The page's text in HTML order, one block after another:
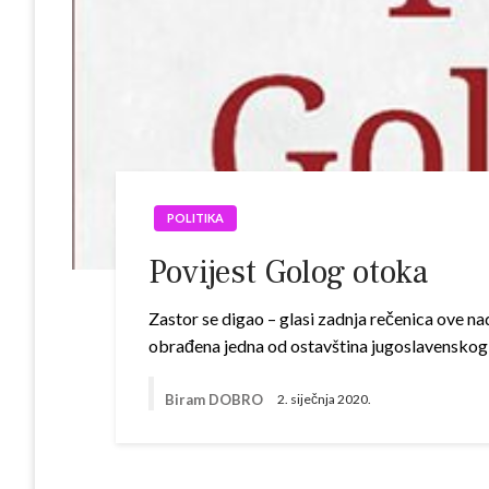
POLITIKA
Povijest Golog otoka
Zastor se digao – glasi zadnja rečenica ove
obrađena jedna od ostavština
Biram DOBRO 2. siječnja 2020.